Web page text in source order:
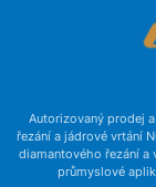
Autorizovaný prodej
řezání a jádrové vrtání
diamantového řezání a
průmyslové